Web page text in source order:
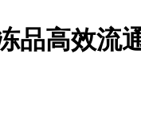
品高效流